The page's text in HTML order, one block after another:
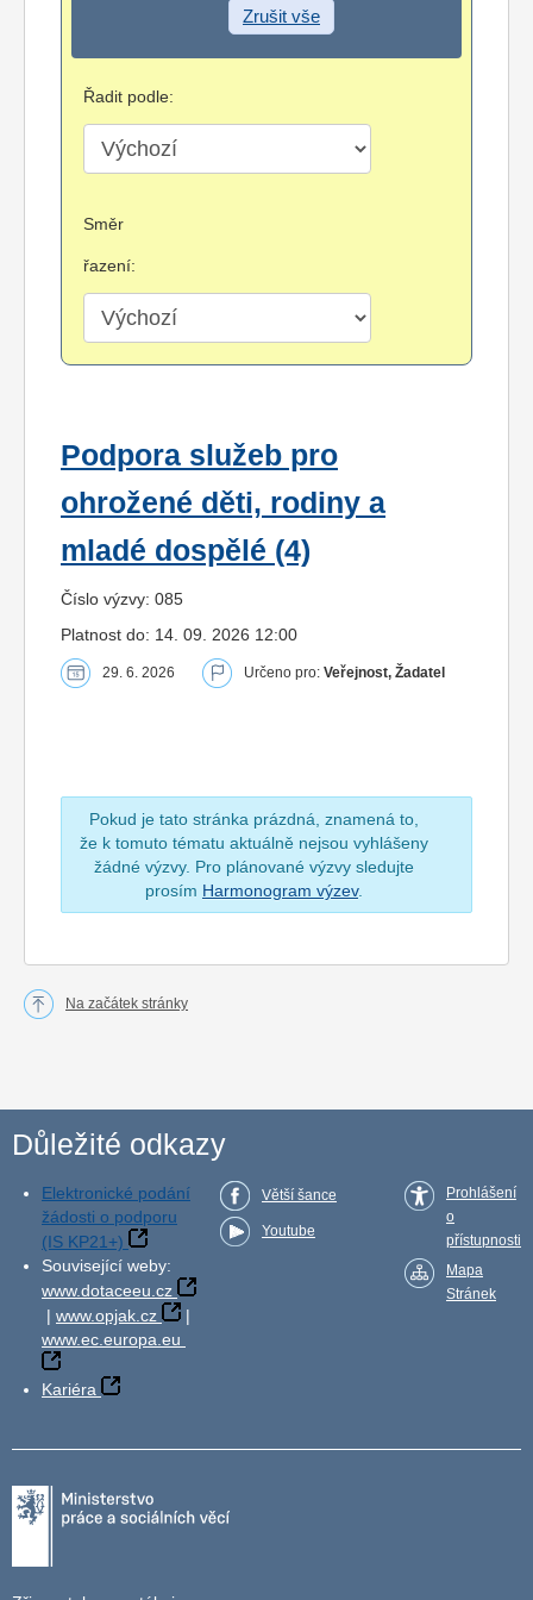
Zrušit vše
Řadit podle:
Směr
řazení:
Podpora služeb pro
ohrožené děti, rodiny a
mladé dospělé (4)
Číslo výzvy: 085
Platnost do: 14. 09. 2026 12:00
29. 6. 2026 Určeno pro: Veřejnost, Žadatel
Pokud je tato stránka prázdná, znamená to,
že k tomuto tématu aktuálně nejsou vyhlášeny
žádné výzvy. Pro plánované výzvy sledujte
prosím Harmonogram výzev.
Na začátek stránky
Důležité odkazy
Elektronické podání
žádosti o podporu
(IS KP21+)
Související weby:
www.dotaceeu.cz
| www.opjak.cz
|
www.ec.europa.eu
Kariéra
Větší šance
Youtube
Prohlášení
o
přístupnosti
Mapa
Stránek